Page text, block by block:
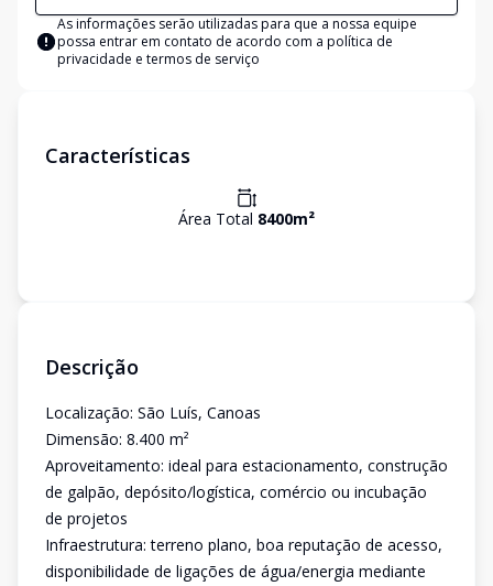
As informações serão utilizadas para que a nossa equipe
possa entrar em contato de acordo com a política de
privacidade e termos de serviço
Características
Área Total 8400m²
Descrição
Localização: São Luís, Canoas
Dimensão: 8.400 m²
Aproveitamento: ideal para estacionamento, construção
de galpão, depósito/logística, comércio ou incubação
de projetos
Infraestrutura: terreno plano, boa reputação de acesso,
disponibilidade de ligações de água/energia mediante